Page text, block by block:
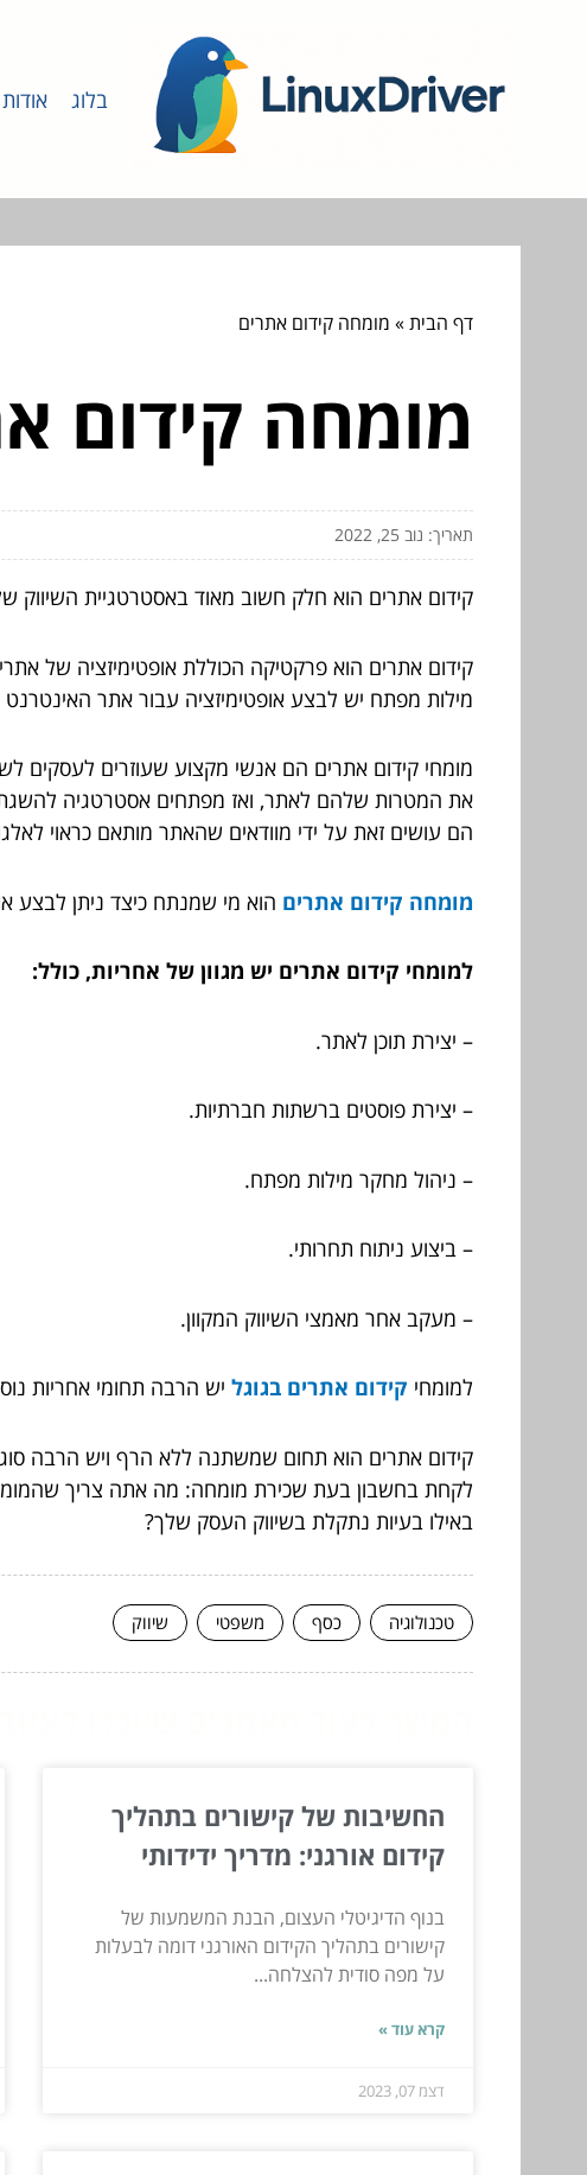
בלוג אודות
דף הבית» מומחה קידום אתרים
מומחה קידום
תאריך: נוב 25, 2022
קידום אתרים הוא חלק חשוב מאוד באסטרטגיית השיווק
קידום אתרים הוא פרקטיקה הכוללת אופטימיזציה של
מילות מפתח יש לבצע אופטימיזציה עבור אתר
מומחי קידום אתרים הם אנשי מקצוע שעוזרים לעסקים
את המטרות שלהם לאתר, ואז מפתחים אסטרטגיה להשגת
הם עושים זאת על ידי מוודאים שהאתר מותאם כראוי
מומחה קידום אתרים הוא מי שמנתח כיצד ניתן לבצע
למומחי קידום אתרים יש מגוון של אחריות, כולל:
– יצירת תוכן לאתר.
– יצירת פוסטים ברשתות חברתיות.
– ניהול מחקר מילות מפתח.
– ביצוע ניתוח תחרותי.
– מעקב אחר מאמצי השיווק המקוון.
למומחי קידום אתרים בגוגל יש הרבה תחומי אחריות
קידום אתרים הוא תחום שמשתנה ללא הרף ויש הרבה
לקחת בחשבון בעת שכירת מומחה: מה אתה צריך
באילו בעיות נתקלת בשיווק העסק שלך?
טכנולוגיה כסף משפטי שיווק
החשיבות של קישורים בתהליך
קידום אורגני: מדריך ידידותי
בנוף הדיגיטלי העצום, הבנת המשמעות של
קישורים בתהליך הקידום האורגני דומה לבעלות
על מפה סודית להצלחה...
קרא עוד »
דצמ 07, 2023